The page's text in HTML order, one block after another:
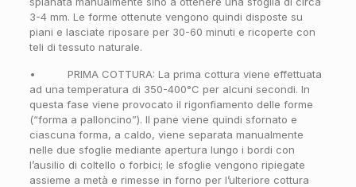
3-4 mm. Le forme ottenute vengono quindi disposte su
piani e lasciate riposare per 30-60 minuti e ricoperte con
teli di tessuto naturale.
• PRIMA COTTURA: La prima cottura viene effettuata
ad una temperatura di 350-400°C per alcuni secondi. In
questa fase viene provocato il rigonfiamento delle forme
(“forma a palloncino”). Il pane viene quindi sfornato e
ciascuna forma, a caldo, viene separata manualmente
nelle due sfoglie mediante apertura lungo i bordi con
l’ausilio di coltello o forbici; le sfoglie vengono ripiegate
assieme a metà e rimesse in forno per l’ulteriore cottura